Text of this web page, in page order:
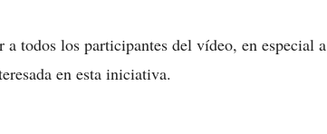
todos los participantes del vídeo, en especial a
en esta iniciativa.